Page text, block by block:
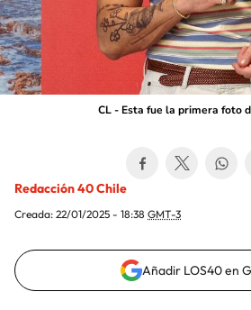
CL - Esta fue la primera foto
Redacción 40 Chile
Creada: 22/01/2025 - 18:38 GMT-3
Añadir LOS40 en